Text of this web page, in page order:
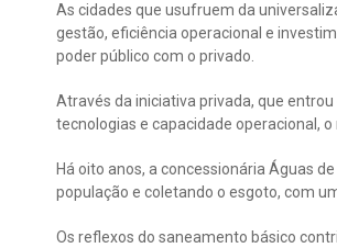
As cidades que usufruem da
gestão, eficiência operacional e
poder público com o privado.
Através da iniciativa privada, que
tecnologias e capacidade operacional,
Há oito anos, a concessionária Águas
população e coletando o esgoto, com
Os reflexos do saneamento básico